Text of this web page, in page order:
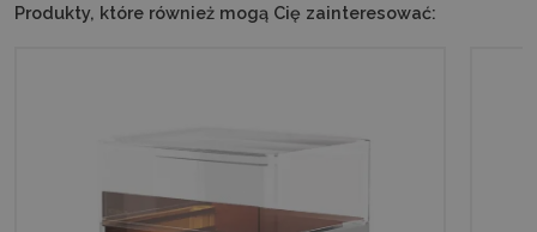
Produkty, które również mogą Cię zainteresować: